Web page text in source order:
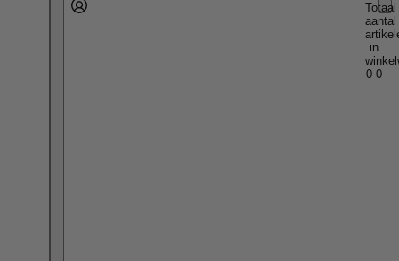
Totaal
aantal
in
0 0